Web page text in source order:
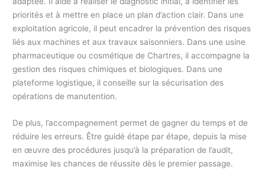
priorités et à mettre en place un plan d’action clair. Dans une
exploitation agricole, il peut encadrer la prévention des risques
liés aux machines et aux travaux saisonniers. Dans une usine
pharmaceutique ou cosmétique de Chartres, il accompagne la
gestion des risques chimiques et biologiques. Dans une
plateforme logistique, il conseille sur la sécurisation des
opérations de manutention.
De plus, l’accompagnement permet de gagner du temps et de
réduire les erreurs. Être guidé étape par étape, depuis la mise
en œuvre des procédures jusqu’à la préparation de l’audit,
maximise les chances de réussite dès le premier passage.